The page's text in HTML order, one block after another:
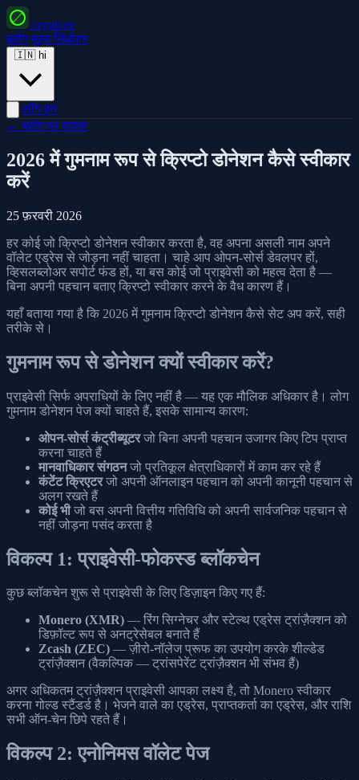
cryptr.ee
ब्लॉग मूल्य निर्धारण
🇮🇳 hi
लॉग इन
← ब्लॉग पर वापस
2026 में गुमनाम रूप से क्रिप्टो डोनेशन कैसे स्वीकार
करें
25 फ़रवरी 2026
हर कोई जो क्रिप्टो डोनेशन स्वीकार करता है, वह अपना असली नाम अपने
वॉलेट एड्रेस से जोड़ना नहीं चाहता। चाहे आप ओपन-सोर्स डेवलपर हों,
व्हिसलब्लोअर सपोर्ट फंड हों, या बस कोई जो प्राइवेसी को महत्व देता है —
बिना अपनी पहचान बताए क्रिप्टो स्वीकार करने के वैध कारण हैं।
यहाँ बताया गया है कि 2026 में गुमनाम क्रिप्टो डोनेशन कैसे सेट अप करें, सही
तरीके से।
गुमनाम रूप से डोनेशन क्यों स्वीकार करें?
प्राइवेसी सिर्फ अपराधियों के लिए नहीं है — यह एक मौलिक अधिकार है। लोग
गुमनाम डोनेशन पेज क्यों चाहते हैं, इसके सामान्य कारण:
ओपन-सोर्स कंट्रीब्यूटरजो बिना अपनी पहचान उजागर किए टिप प्राप्त
करना चाहते हैं
मानवाधिकार संगठनजो प्रतिकूल क्षेत्राधिकारों में काम कर रहे हैं
कंटेंट क्रिएटरजो अपनी ऑनलाइन पहचान को अपनी कानूनी पहचान से
अलग रखते हैं
कोई भीजो बस अपनी वित्तीय गतिविधि को अपनी सार्वजनिक पहचान से
नहीं जोड़ना पसंद करता है
विकल्प 1: प्राइवेसी-फोकस्ड ब्लॉकचेन
कुछ ब्लॉकचेन शुरू से प्राइवेसी के लिए डिज़ाइन किए गए हैं:
Monero (XMR) — रिंग सिग्नेचर और स्टेल्थ एड्रेस ट्रांज़ैक्शन को
डिफ़ॉल्ट रूप से अनट्रेसेबल बनाते हैं
Zcash (ZEC) — ज़ीरो-नॉलेज प्रूफ का उपयोग करके शील्डेड
ट्रांज़ैक्शन (वैकल्पिक — ट्रांसपेरेंट ट्रांज़ैक्शन भी संभव हैं)
अगर अधिकतम ट्रांज़ैक्शन प्राइवेसी आपका लक्ष्य है, तो Monero स्वीकार
करना गोल्ड स्टैंडर्ड है। भेजने वाले का एड्रेस, प्राप्तकर्ता का एड्रेस, और राशि
सभी ऑन-चेन छिपे रहते हैं।
विकल्प 2: एनोनिमस वॉलेट पेज